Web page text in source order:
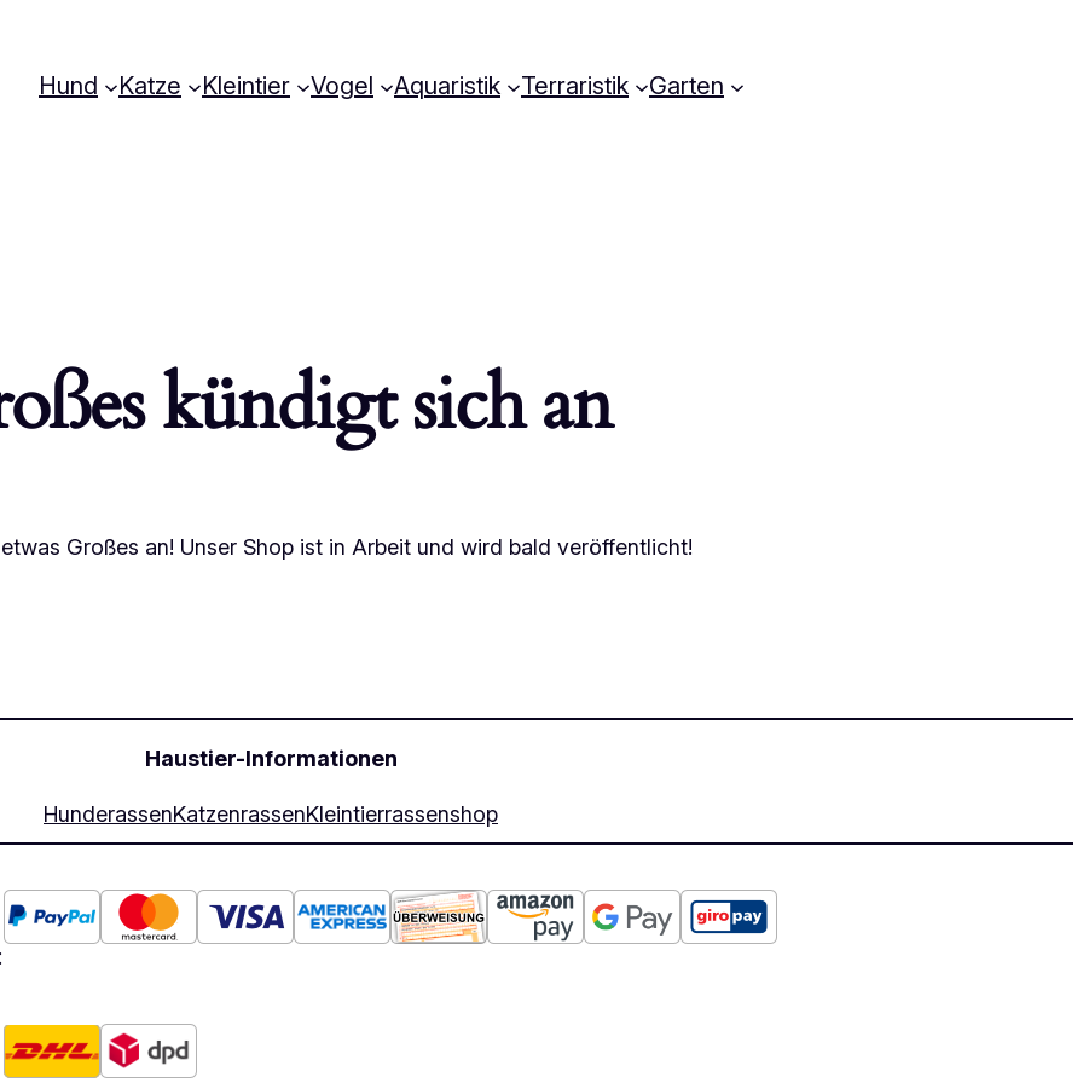
Hund Katze Kleintier Vogel Aquaristik Terraristik Garten
kündigt sich an
Großes an! Unser Shop ist in Arbeit und wird bald veröffentlicht!
Haustier-Informationen
HunderassenKatzenrassenKleintierrassenshop